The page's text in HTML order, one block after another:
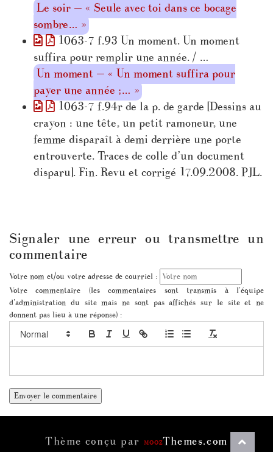
Le soir — « Seule avec toi dans ce bocage
sombre… »
1063-7 f.93 Un moment. Un moment
suffira pour remplir une année. / …
Un moment — « Un moment suffira pour
payer une année ;… »
1063-7 f.94r de la p. de garde [Dessins au
crayon : une tête, un petit ramoneur, une
femme disparaît à demi derrière une porte
entrouverte. Traces de colle d’un document
disparu]. Fin. Revu et corrigé 17.09.2008. PJL.
Signaler une erreur ou transmettre un
commentaire
Votre nom et/ou votre adresse de courriel :
Votre commentaire (les commentaires sont transmis à l'équipe
d'administration du site mais ne sont pas affichés sur le site et ne
donnent pas lieu à une réponse) :
Thème conçu par MOOZThemes.com